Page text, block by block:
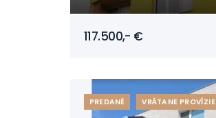
117.500,- €
PREDANÉ VRÁTANE PROVÍZIE